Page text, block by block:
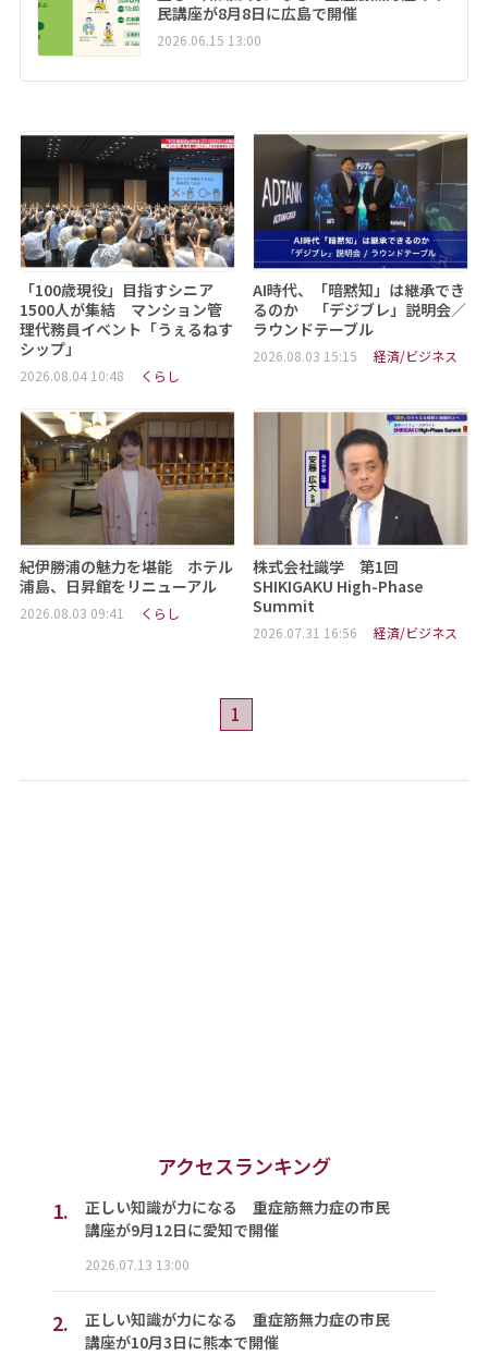
民講座が8月8日に広島で開催
2026.06.15 13:00
「100歳現役」目指すシニア
1500人が集結 マンション管
理代務員イベント「うぇるねす
シップ」
2026.08.04 10:48 くらし
AI時代、「暗黙知」は継承でき
るのか 「デジブレ」説明会／
ラウンドテーブル
2026.08.03 15:15 経済/ビジネス
紀伊勝浦の魅力を堪能 ホテル
浦島、日昇館をリニューアル
2026.08.03 09:41 くらし
株式会社識学 第1回
SHIKIGAKU High-Phase
Summit
2026.07.31 16:56 経済/ビジネス
1
アクセスランキング
1.
正しい知識が力になる 重症筋無力症の市民
講座が9月12日に愛知で開催
2026.07.13 13:00
2.
正しい知識が力になる 重症筋無力症の市民
講座が10月3日に熊本で開催